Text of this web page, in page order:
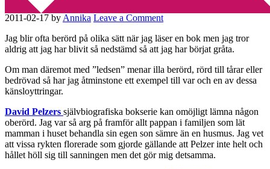
2011-02-17 by Annika Leave a Comment
Jag blir ofta berörd på olika sätt när jag läser en bok men jag tror
aldrig att jag har blivit så nedstämd så att jag har börjat gråta.
Om man däremot med ”ledsen” menar illa berörd, rörd till tårar eller
bedrövad så har jag åtminstone ett exempel till var och en av dessa
känsloyttringar.
David Pelzers självbiografiska bokserie kan omöjligt lämna någon
oberörd. Jag var så arg på framför allt pappan i familjen som lät
mamman i huset behandla sin egen son sämre än en husmus. Jag vet
att vissa rykten florerade som gjorde gällande att Pelzer inte helt och
hållet höll sig till sanningen men det gör mig detsamma.